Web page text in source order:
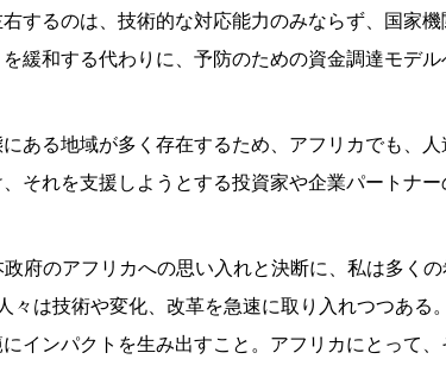
するのは、技術的な対応能力のみならず、国家
緩和する代わりに、予防のための資金調達モデル
ある地域が多く存在するため、アフリカでも、
それを支援しようとする投資家や企業パートナー
府のアフリカへの思い入れと決断に、私は多く
々は技術や変化、改革を急速に取り入れつつあ
にインパクトを生み出すこと。アフリカにとって